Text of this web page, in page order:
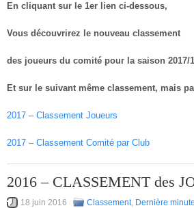
En cliquant sur le 1er lien ci-dessous,
Vous découvrirez le nouveau classement
des joueurs du comité pour la saison 2017/
Et sur le suivant même classement, mais
2017 – Classement Joueurs
2017 – Classement Comité par Club
2016 – CLASSEMENT des
18 juin 2016 Classement, Dernière minute